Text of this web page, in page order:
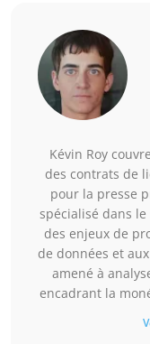
Kévin Roy
des contrats de
pour la presse
spécialisé dans
des enjeux de
de données et
amené à
encadrant la